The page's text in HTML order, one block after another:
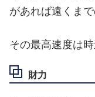
があれば遠くま
その最高速度は
財力